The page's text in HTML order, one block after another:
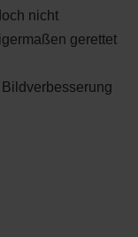
nicht
gerettet